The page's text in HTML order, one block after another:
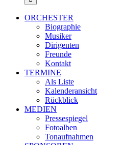
ORCHESTER
Biographie
Musiker
Dirigenten
Freunde
Kontakt
TERMINE
Als Liste
Kalenderansicht
Rückblick
MEDIEN
Pressespiegel
Fotoalben
Tonaufnahmen